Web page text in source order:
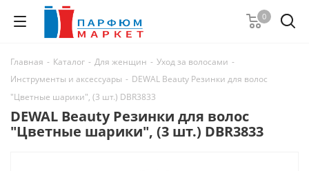
0
Главная - Каталог - Для женщин - Уход за волосами -
Инструменты и аксессуары - DEWAL Beauty Резинки для волос
"Цветные шарики", (3 шт.) DBR3833
DEWAL Beauty Резинки для волос
"Цветные шарики", (3 шт.) DBR3833